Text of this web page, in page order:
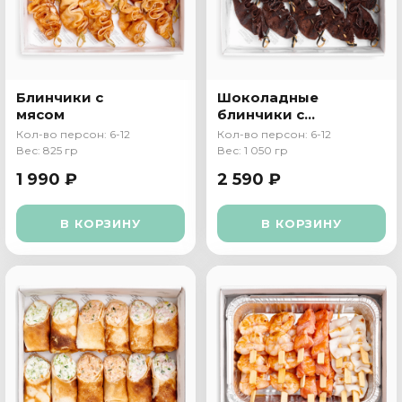
Блинчики с
мясом
Кол-во персон: 6-12
Вес: 825 гр
1 990 ₽
В КОРЗИНУ
Шоколадные
блинчики с
бананом
Кол-во персон: 6-12
Вес: 1 050 гр
2 590 ₽
В КОРЗИНУ